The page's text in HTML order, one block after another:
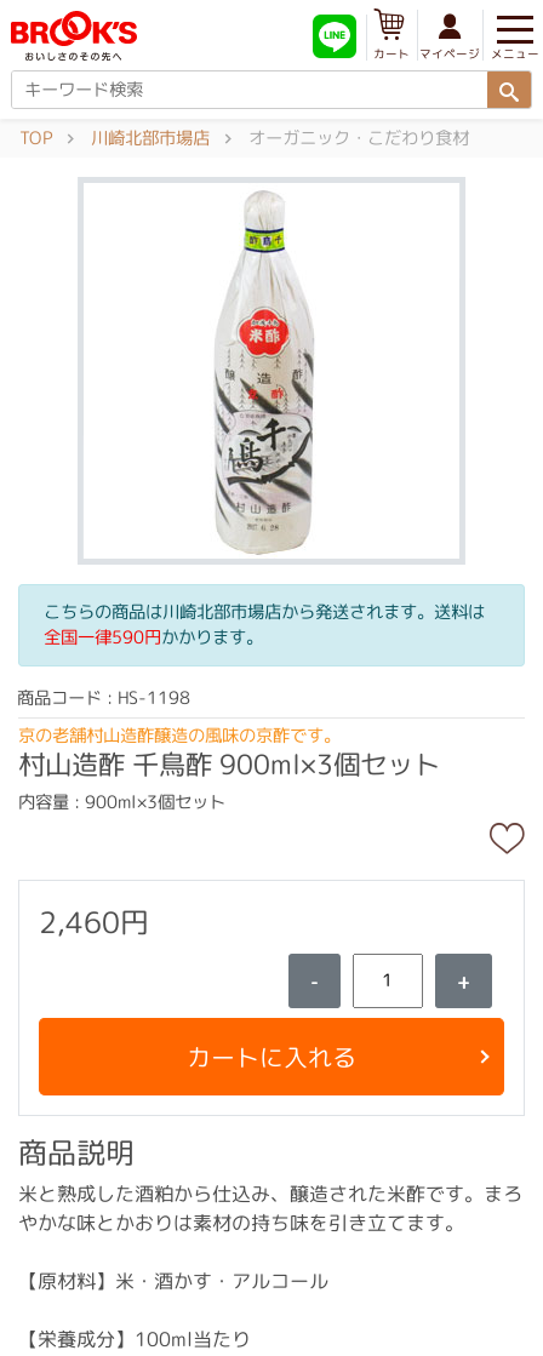
メニュー
マイページ
カート
TOP 川崎北部市場店 オーガニック・こだわり食材
こちらの商品は川崎北部市場店から発送されます。送料は
全国一律590円かかります。
商品コード : HS-1198
京の老舗村山造酢醸造の風味の京酢です。
村山造酢 千鳥酢 900ml×3個セット
内容量 : 900ml×3個セット
2,460円
- +
カートに入れる
商品説明
米と熟成した酒粕から仕込み、醸造された米酢です。まろ
やかな味とかおりは素材の持ち味を引き立てます。
【原材料】米・酒かす・アルコール
【栄養成分】100ml当たり